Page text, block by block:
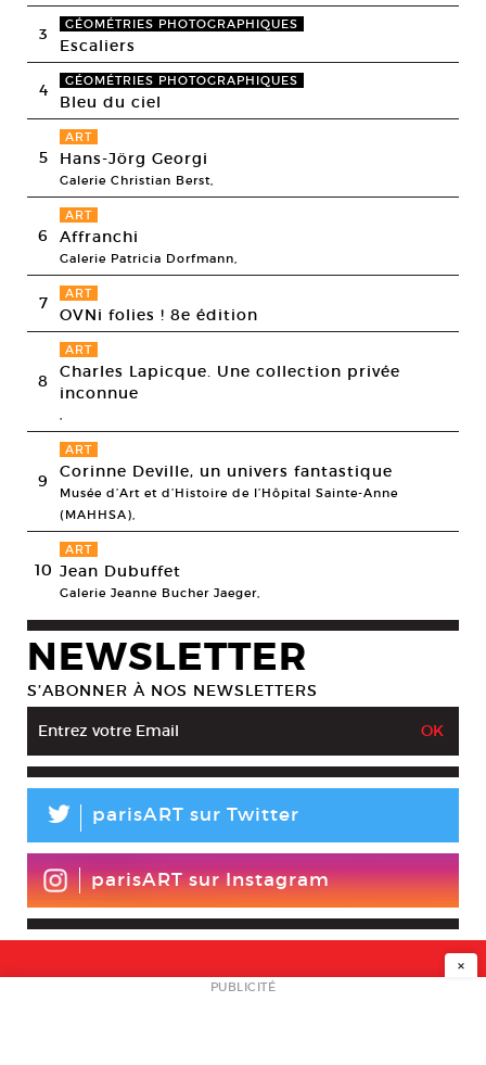
3 GÉOMÉTRIES PHOTOGRAPHIQUES
Escaliers
4 GÉOMÉTRIES PHOTOGRAPHIQUES
Bleu du ciel
5
ART
Hans-Jörg Georgi
Galerie Christian Berst,
6
ART
Affranchi
Galerie Patricia Dorfmann,
7 ART
OVNi folies ! 8e édition
8
ART
Charles Lapicque. Une collection privée
inconnue
9
ART
Corinne Deville, un univers fantastique
Musée d’Art et d’Histoire de l’Hôpital Sainte-Anne
(MAHHSA),
10
ART
Jean Dubuffet
Galerie Jeanne Bucher Jaeger,
NEWSLETTER
S’ABONNER À NOS NEWSLETTERS
L parisART sur Twitter
parisART sur Instagram
NEWSLETTER
×
PUBLICITÉ